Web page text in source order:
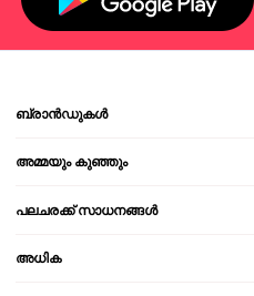
ബ്രാൻഡുകൾ
അമ്മയും കുഞ്ഞും
പലചരക്ക് സാധനങ്ങൾ
അധിക